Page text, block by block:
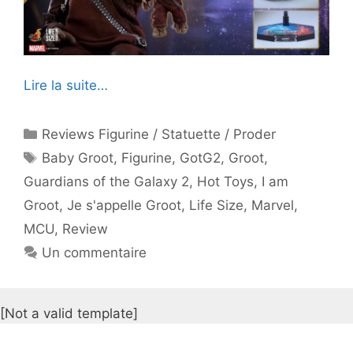
Lire la suite…
Catégories
Reviews Figurine / Statuette / Proder
Étiquettes
Baby Groot, Figurine, GotG2, Groot,
Guardians of the Galaxy 2, Hot Toys, I am
Groot, Je s'appelle Groot, Life Size, Marvel,
MCU, Review
Un commentaire
[Not a valid template]